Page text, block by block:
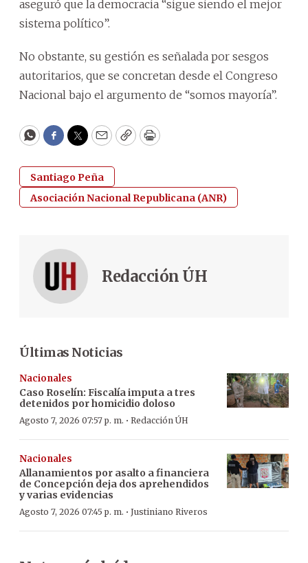
aseguró que la democracia “sigue siendo el mejor
sistema político”.
No obstante, su gestión es señalada por sesgos
autoritarios, que se concretan desde el Congreso
Nacional bajo el argumento de “somos mayoría”.
WhatsApp
Facebook
Twitter
EmailCopyPrint
Santiago Peña
Asociación Nacional Republicana (ANR)
Redacción ÚH
Últimas Noticias
Nacionales
Caso Roselín: Fiscalía imputa a tres
detenidos por homicidio doloso
Agosto 7, 2026 07:57 p. m. · Redacción ÚH
Nacionales
Allanamientos por asalto a financiera
de Concepción deja dos aprehendidos
y varias evidencias
Agosto 7, 2026 07:45 p. m. · Justiniano Riveros